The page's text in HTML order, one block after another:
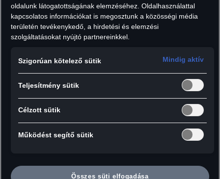
Darab:
Hozzáadás a kosárhoz
A multifunkciós, robosztus, hidegtűrő
polikarbonátból készült jégkaparó hatékony
segédeszköz a gépkocsik szélvédőinek
megtisztítására. A forgatható kaparó él
jégfelület eltávolítására is. A jégmentes
oldalunk látogatottságának elemzéséhez. Oldalhasználattal
kapcsolatos információkat is megosztunk a közösségi média
területén tevékenykedő, a hirdetési és elemzési
szolgáltatásokat nyújtó partnereinkkel.
Szigorúan kötelező sütik Mindig aktív
Teljesítmény sütik
Célzott sütik
Működést segítő sütik
Összes süti elfogadása